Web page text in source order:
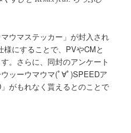
ウマステッカー」が封入され
にすることで、PVやCMと
。さらに、同封のアンケート
ッーウマウマ(ﾟ∀ﾟ)SPEEDア
がもれなく貰えるとのことで